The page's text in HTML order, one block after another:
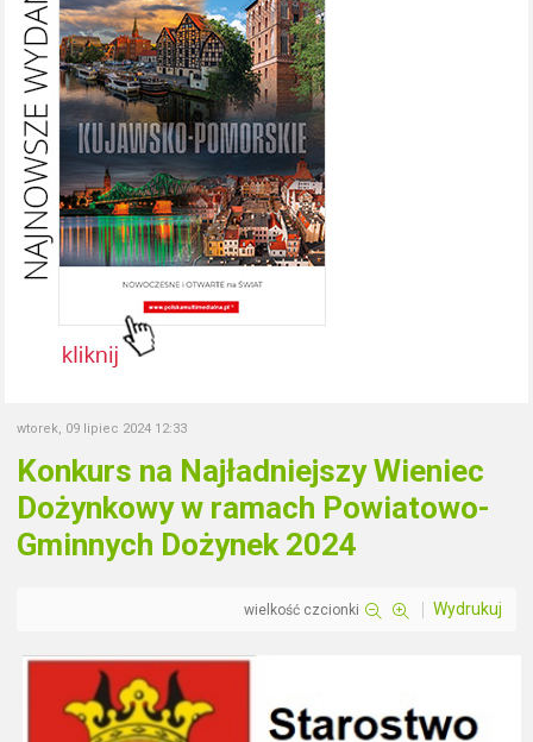
wtorek, 09 lipiec 2024 12:33
Konkurs na Najładniejszy Wieniec
Dożynkowy w ramach Powiatowo-
Gminnych Dożynek 2024
wielkość czcionki Wydrukuj